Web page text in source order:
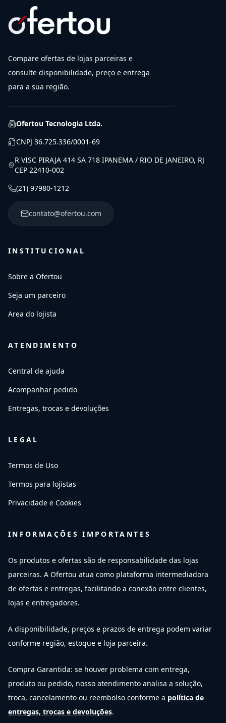
Compare ofertas de lojas parceiras e
consulte disponibilidade, preço e entrega
para a sua região.
Ofertou Tecnologia Ltda.
CNPJ 36.725.336/0001-69
R VISC PIRAJA 414 SA 718 IPANEMA / RIO DE JANEIRO, RJ
CEP 22410-002
(21) 97980-1212
contato@ofertou.com
INSTITUCIONAL
Sobre a Ofertou
Seja um parceiro
Area do lojista
ATENDIMENTO
Central de ajuda
Acompanhar pedido
Entregas, trocas e devoluções
LEGAL
Termos de Uso
Termos para lojistas
Privacidade e Cookies
INFORMAÇÕES IMPORTANTES
Os produtos e ofertas são de responsabilidade das lojas
parceiras. A Ofertou atua como plataforma intermediadora
de ofertas e entregas, facilitando a conexão entre clientes,
lojas e entregadores.
A disponibilidade, preços e prazos de entrega podem variar
conforme região, estoque e loja parceira.
Compra Garantida: se houver problema com entrega,
produto ou pedido, nosso atendimento analisa a solução,
troca, cancelamento ou reembolso conforme a política de
entregas, trocas e devoluções.